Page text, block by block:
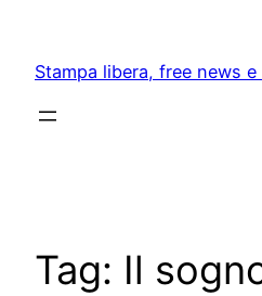
content
Stampa libera, free news
Tag: Il